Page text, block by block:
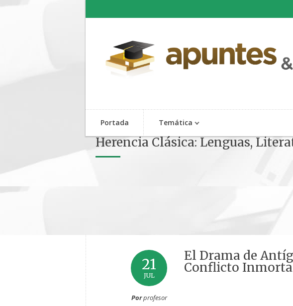
Portada Temática
Herencia Clásica: Lenguas,
21
JUL
Porprofesor
El Drama de
Conflicto